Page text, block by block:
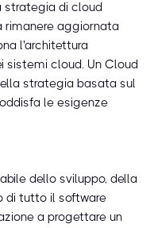
strategia di cloud
rimanere aggiornata
l'architettura
sistemi cloud. Un Cloud
strategia basata sul
le esigenze
dello sviluppo, della
di tutto il software
a progettare un